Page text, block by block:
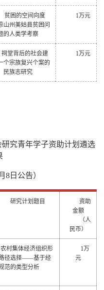
贫困的空间向度
州美姑县贫困问
的人类学考察
1万元
祠堂背后的社会建
个宗族复兴个案的
民族志研究
1万元
究青年学子资助计划遴选
8日公告）
研究计划题目
资助
金额
（人
民币）
农村集体经济组织形
径选择——基于经
范的类型分析
1万
元